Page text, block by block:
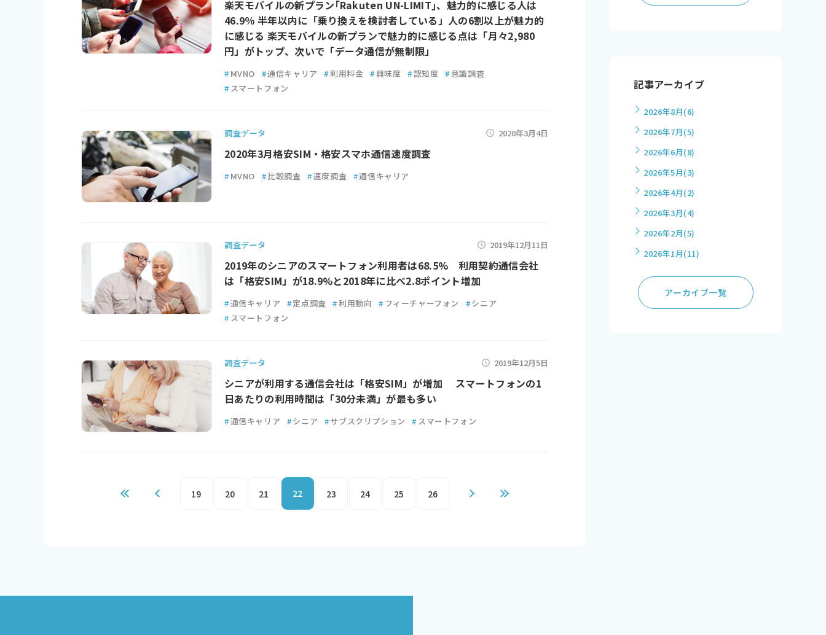
楽天モバイルの新プラン｢Rakuten UN-LIMIT｣、魅力的に感じる人は
46.9％ 半年以内に「乗り換えを検討者している」人の6割以上が魅力的
に感じる 楽天モバイルの新プランで魅力的に感じる点は「月々2,980
円」がトップ、次いで「データ通信が無制限」
# MVNO #通信キャリア #利用料金 #興味度 #認知度 # 意識調査
# スマートフォン
調査データ 2020年3月4日
2020年3月格安SIM・格安スマホ通信速度調査
# MVNO #比較調査 #速度調査 #通信キャリア
調査データ 2019年12月11日
2019年のシニアのスマートフォン利用者は68.5% 利用契約通信会社
は「格安SIM」が18.9%と2018年に比べ2.8ポイント増加
#通信キャリア #定点調査 #利用動向 # フィーチャーフォン #シニア
# スマートフォン
調査データ 2019年12月5日
シニアが利用する通信会社は「格安SIM」が増加 スマートフォンの1
日あたりの利用時間は「30分未満」が最も多い
#通信キャリア #シニア #サブスクリプション # スマートフォン
19 20 21 22 23 24 25 26
記事アーカイブ
2026年8月(6)
2026年7月(5)
2026年6月(8)
2026年5月(3)
2026年4月(2)
2026年3月(4)
2026年2月(5)
2026年1月(11)
アーカイブ一覧